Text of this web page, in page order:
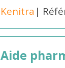
Kenitra |
Aide